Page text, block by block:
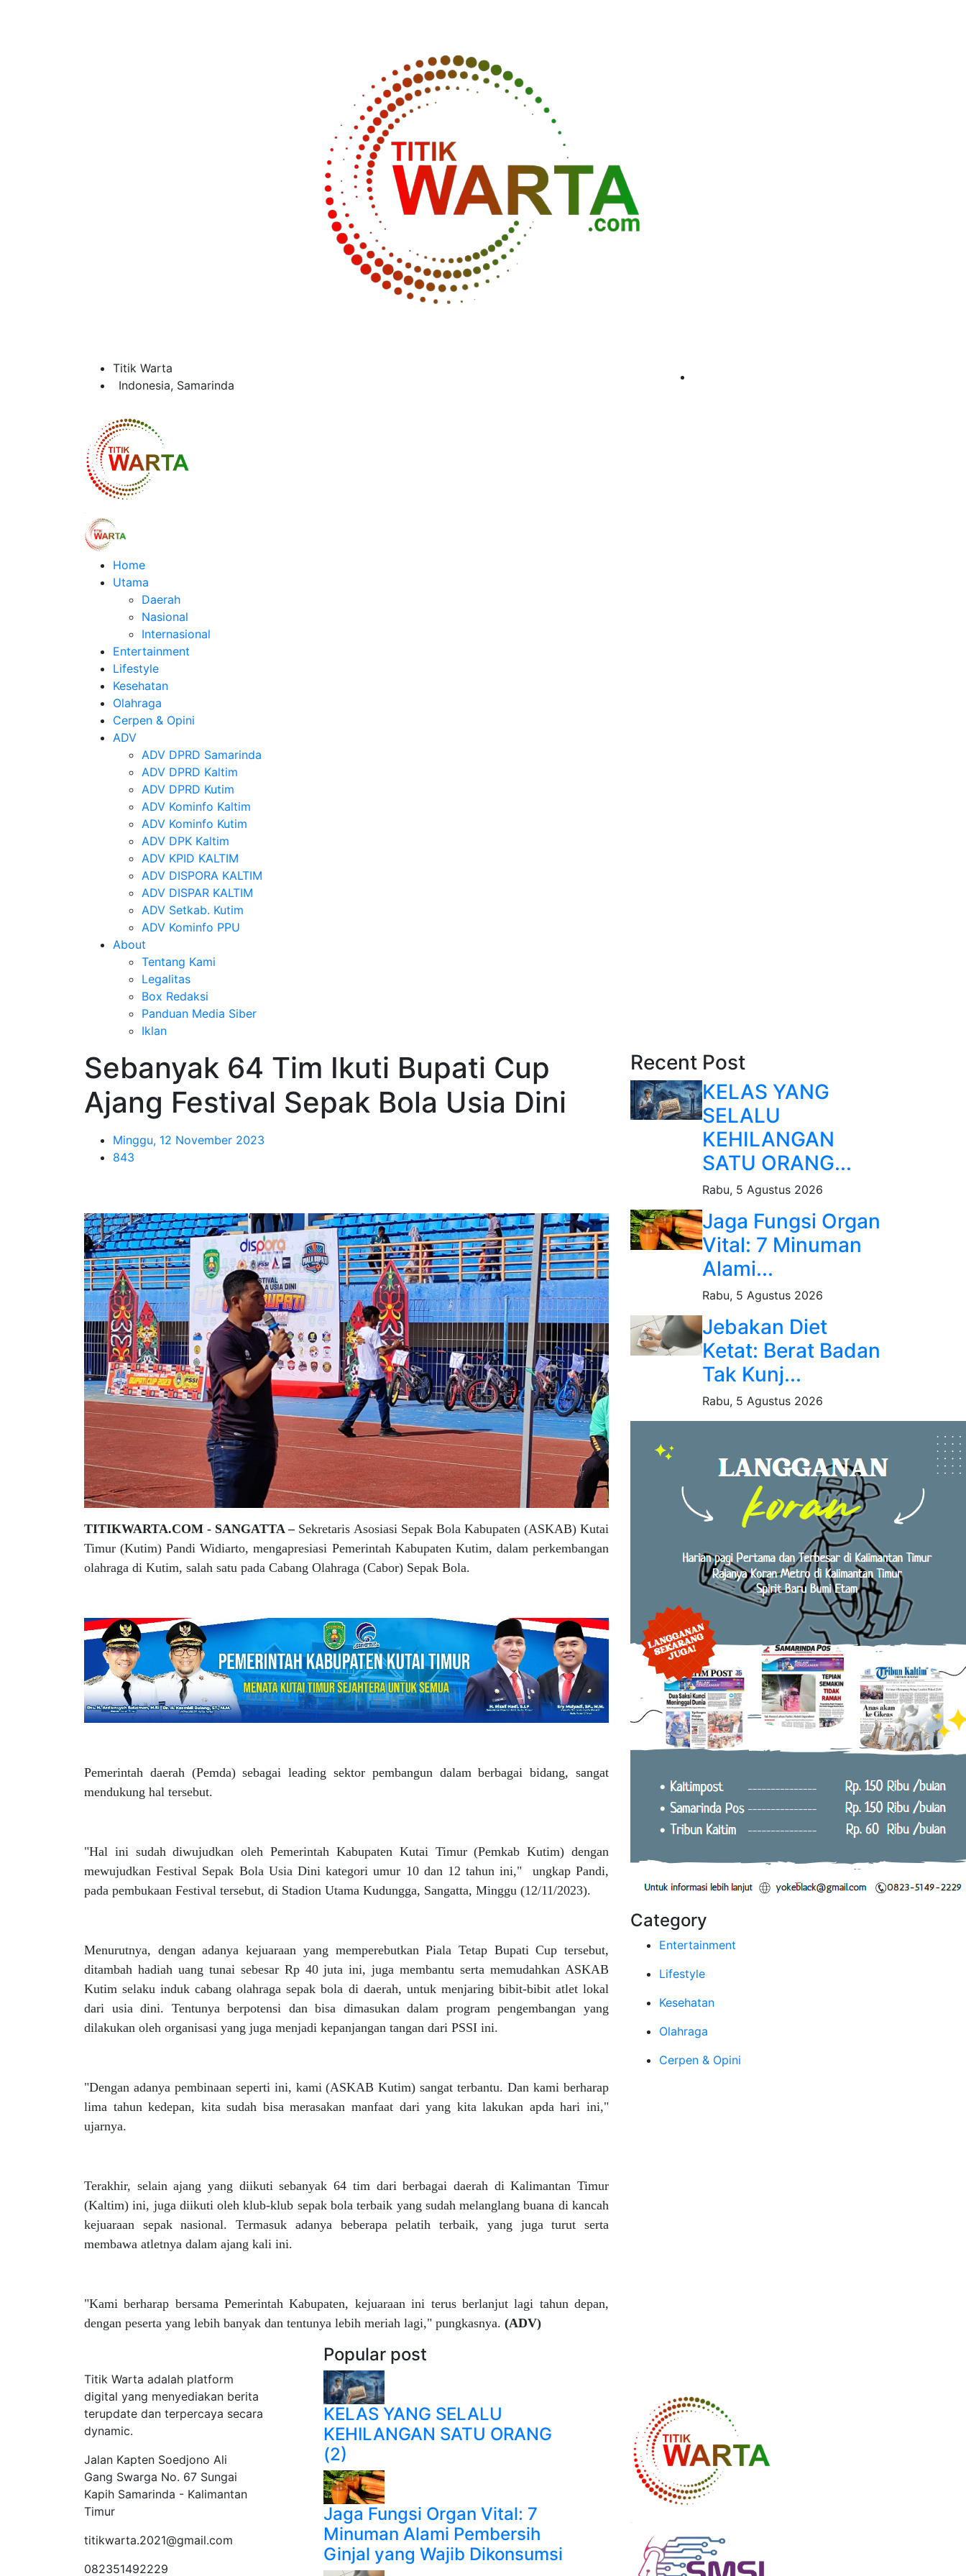
Titik Warta
Indonesia, Samarinda
Home
Utama
Daerah
Nasional
Internasional
Entertainment
Lifestyle
Kesehatan
Olahraga
Cerpen & Opini
ADV
ADV DPRD Samarinda
ADV DPRD Kaltim
ADV DPRD Kutim
ADV Kominfo Kaltim
ADV Kominfo Kutim
ADV DPK Kaltim
ADV KPID KALTIM
ADV DISPORA KALTIM
ADV DISPAR KALTIM
ADV Setkab. Kutim
ADV Kominfo PPU
About
Tentang Kami
Legalitas
Box Redaksi
Panduan Media Siber
Iklan
Sebanyak 64 Tim Ikuti Bupati Cup
Ajang Festival Sepak Bola Usia Dini
Minggu, 12 November 2023
843
TITIKWARTA.COM - SANGATTA – Sekretaris Asosiasi Sepak Bola Kabupaten (ASKAB) Kutai
Timur (Kutim) Pandi Widiarto, mengapresiasi Pemerintah Kabupaten Kutim, dalam perkembangan
olahraga di Kutim, salah satu pada Cabang Olahraga (Cabor) Sepak Bola.
Pemerintah daerah (Pemda) sebagai leading sektor pembangun dalam berbagai bidang, sangat
mendukung hal tersebut.
"Hal ini sudah diwujudkan oleh Pemerintah Kabupaten Kutai Timur (Pemkab Kutim) dengan
mewujudkan Festival Sepak Bola Usia Dini kategori umur 10 dan 12 tahun ini," ungkap Pandi,
pada pembukaan Festival tersebut, di Stadion Utama Kudungga, Sangatta, Minggu (12/11/2023).
Menurutnya, dengan adanya kejuaraan yang memperebutkan Piala Tetap Bupati Cup tersebut,
ditambah hadiah uang tunai sebesar Rp 40 juta ini, juga membantu serta memudahkan ASKAB
Kutim selaku induk cabang olahraga sepak bola di daerah, untuk menjaring bibit-bibit atlet lokal
dari usia dini. Tentunya berpotensi dan bisa dimasukan dalam program pengembangan yang
dilakukan oleh organisasi yang juga menjadi kepanjangan tangan dari PSSI ini.
"Dengan adanya pembinaan seperti ini, kami (ASKAB Kutim) sangat terbantu. Dan kami berharap
lima tahun kedepan, kita sudah bisa merasakan manfaat dari yang kita lakukan apda hari ini,"
ujarnya.
Terakhir, selain ajang yang diikuti sebanyak 64 tim dari berbagai daerah di Kalimantan Timur
(Kaltim) ini, juga diikuti oleh klub-klub sepak bola terbaik yang sudah melanglang buana di kancah
kejuaraan sepak nasional. Termasuk adanya beberapa pelatih terbaik, yang juga turut serta
membawa atletnya dalam ajang kali ini.
"Kami berharap bersama Pemerintah Kabupaten, kejuaraan ini terus berlanjut lagi tahun depan,
dengan peserta yang lebih banyak dan tentunya lebih meriah lagi," pungkasnya. (ADV)
Recent Post
KELAS YANG
SELALU
KEHILANGAN
SATU ORANG...
Rabu, 5 Agustus 2026
Jaga Fungsi Organ
Vital: 7 Minuman
Alami...
Rabu, 5 Agustus 2026
Jebakan Diet
Ketat: Berat Badan
Tak Kunj...
Rabu, 5 Agustus 2026
Category
Entertainment
Lifestyle
Kesehatan
Olahraga
Cerpen & Opini
Titik Warta adalah platform
digital yang menyediakan berita
terupdate dan terpercaya secara
dynamic.
Jalan Kapten Soedjono Ali
Gang Swarga No. 67 Sungai
Kapih Samarinda - Kalimantan
Timur
titikwarta.2021@gmail.com
082351492229
Popular post
KELAS YANG SELALU
KEHILANGAN SATU ORANG
(2)
Jaga Fungsi Organ Vital: 7
Minuman Alami Pembersih
Ginjal yang Wajib Dikonsumsi